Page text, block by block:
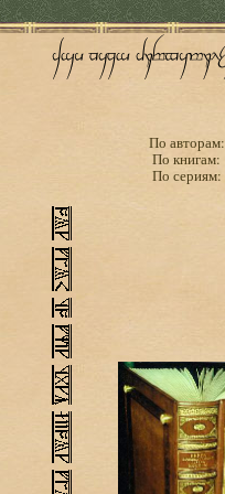
По авторам:
По книгам:
По сериям: